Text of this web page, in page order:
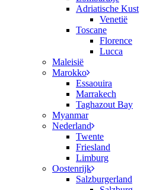
Adriatische Kust
Venetië
Toscane
Florence
Lucca
Maleisië
Marokko
Essaouira
Marrakech
Taghazout Bay
Myanmar
Nederland
Twente
Friesland
Limburg
Oostenrijk
Salzburgerland